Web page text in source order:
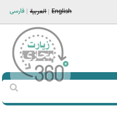
فارسی العربية English